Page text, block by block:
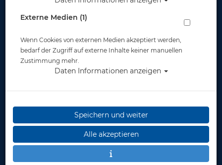
* inkl. MwSt.zzgl. Versandkosten
Externe Medien (1)
Wenn Cookies von externen Medien akzeptiert werden,
bedarf der Zugriff auf externe Inhalte keiner manuellen
Zustimmung mehr.
Daten Informationen anzeigen
Speichern und weiter
Alle akzeptieren